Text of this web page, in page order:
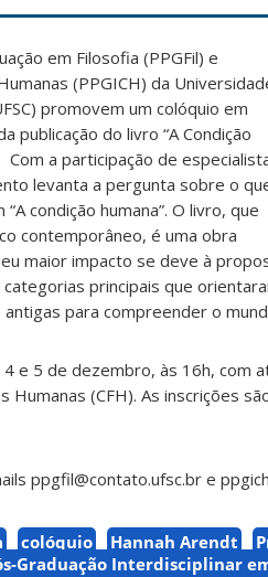
em Filosofia (PPGFil) e
(PPGICH) da
promovem um colóquio em
publicação do livro “A Condição
Com a participação de
levanta a pergunta sobre o
condição humana”. O livro, que
contemporâneo, é uma obra
maior impacto se deve à
principais que
para compreender o
e 5 de dezembro, às 16h, com
Humanas (CFH). As inscrições
ppgfil@contato.ufsc.br e
colóquio Hannah Arendt
Graduação Interdisciplinar